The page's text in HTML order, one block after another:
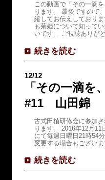
この動画で「その一滴
ります。 最後ですので
縮してお伝えしており
も菊姫について知って
いです。 ご視聴ありが
続きを読む
12/12
「その一滴を
#11 山田錦
古式田植研修会に参加
ります。 2016年12月
にて毎週日曜日21時54
変更する場合もござい
続きを読む